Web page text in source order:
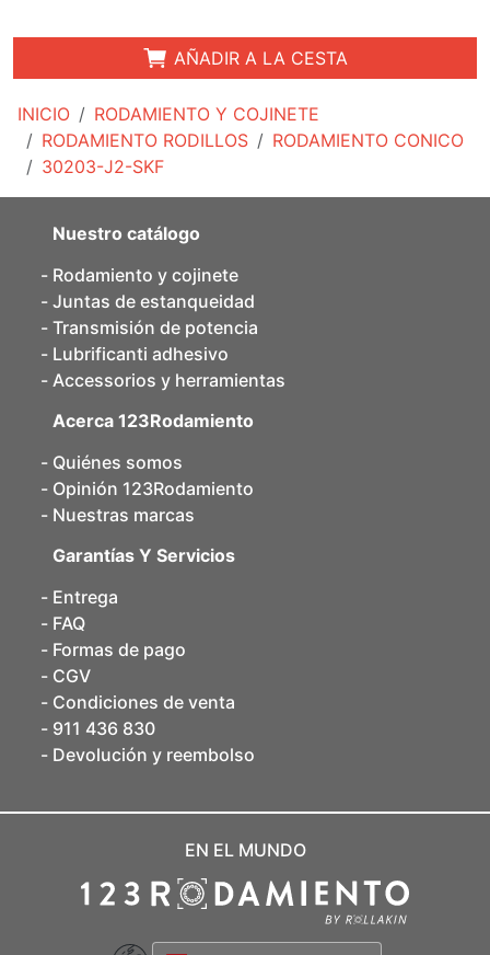
INICIO
RODAMIENTO Y COJINETE
RODAMIENTO RODILLOS
RODAMIENTO CONICO
30203-J2-SKF
AÑADIR A LA CESTA
Nuestro catálogo
Rodamiento y cojinete
Juntas de estanqueidad
Transmisión de potencia
Lubrificanti adhesivo
Accessorios y herramientas
Acerca 123Rodamiento
Quiénes somos
Opinión 123Rodamiento
Nuestras marcas
Garantías Y Servicios
Entrega
FAQ
Formas de pago
CGV
Condiciones de venta
911 436 830
Devolución y reembolso
EN EL MUNDO